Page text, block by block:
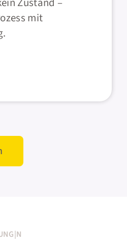
mit